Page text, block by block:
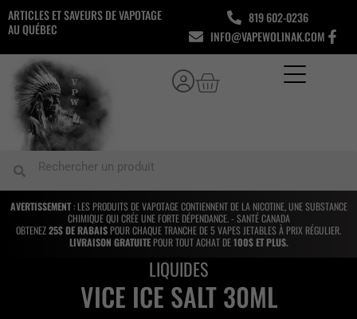
Aller
au
ARTICLES ET SAVEURS DE VAPOTAGE
AU QUÉBEC
819 602-0236
INFO@VAPEWOLINAK.COM
Panier
Rechercher
AVERTISSEMENT: LES PRODUITS DE VAPOTAGE CONTIENNENT DE LA NICOTINE, UNE SUBSTANCE
CHIMIQUE QUI CRÉE UNE FORTE DÉPENDANCE. - SANTÉ CANADA
OBTENEZ25$ DE RABAISPOUR CHAQUE TRANCHE DE 5 VAPES JETABLES À PRIX RÉGULIER.
LIVRAISON GRATUITEPOUR TOUT ACHAT DE100$ ET PLUS.
LIQUIDES
VICE ICE SALT 30ML